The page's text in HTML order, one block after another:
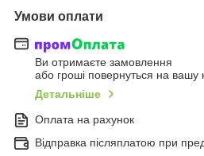
Умови оплати
Ви отримаєте замовлення
або гроші повернуться на вашу
Детальніше
Оплата на рахунок
Відправка післяплатою при